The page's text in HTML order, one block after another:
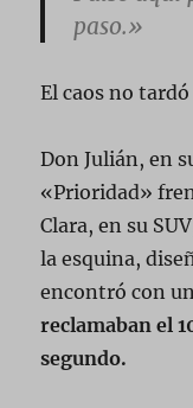
paso.»
El caos no
Don Julián, en
«Prioridad»
Clara, en su
la esquina,
encontró con
reclamaban el
segundo.